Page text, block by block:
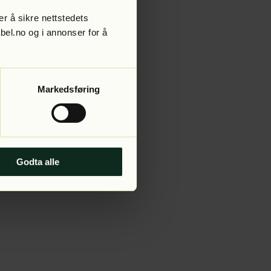
å sikre nettstedets
og i annonser for å
Markedsføring
Godta alle